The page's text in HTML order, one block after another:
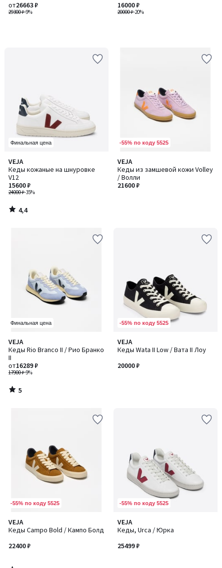
29300 ₽-9%
от26663 ₽
20000 ₽-20%
16000 ₽
Финальная цена
VEJA
Кеды кожаные на шнуровке
V12
24000 ₽-35%
15600 ₽
4,4
/ 5
4,4
/
-55% по коду 5525
VEJA
Кеды из замшевой кожи Volley
/ Волли
21600 ₽
Финальная цена
VEJA
Кеды Rio Branco II / Рио Бранко
II
17900 ₽-9%
от16289 ₽
5
/
5
/
-55% по коду 5525
VEJA
Кеды Wata II Low / Вата II Лоу
20000 ₽
-55% по коду 5525
VEJA
Кеды Campo Bold / Кампо Болд
22400 ₽
5
/
-55% по коду 5525
VEJA
Кеды, Urca / Юрка
25499 ₽